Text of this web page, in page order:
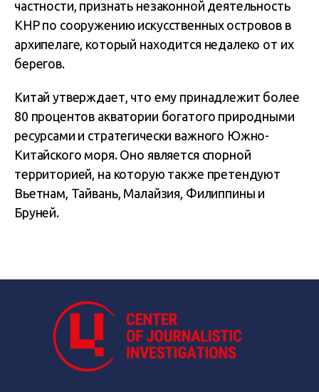
частности, признать незаконной деятельность
КНР по сооружению искусственных островов в
архипелаге, который находится недалеко от их
берегов.
Китай утверждает, что ему принадлежит более
80 процентов акватории богатого природными
ресурсами и стратегически важного Южно-
Китайского моря. Оно является спорной
территорией, на которую также претендуют
Вьетнам, Тайвань, Малайзия, Филиппины и
Бруней.